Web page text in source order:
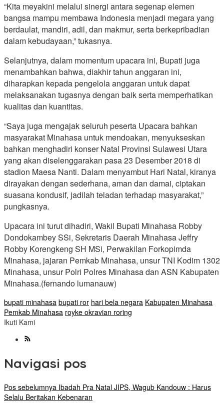
“Kita meyakini melalui sinergi antara segenap elemen
bangsa mampu membawa Indonesia menjadi megara yang
berdaulat, mandiri, adil, dan makmur, serta berkepribadian
dalam kebudayaan,” tukasnya.
Selanjutnya, dalam momentum upacara ini, Bupati juga
menambahkan bahwa, diakhir tahun anggaran ini,
diharapkan kepada pengelola anggaran untuk dapat
melaksanakan tugasnya dengan baik serta memperhatikan
kualitas dan kuantitas.
“Saya juga mengajak seluruh peserta Upacara bahkan
masyarakat Minahasa untuk mendoakan, menyukseskan
bahkan menghadiri konser Natal Provinsi Sulawesi Utara
yang akan diselenggarakan pasa 23 Desember 2018 di
stadion Maesa Nanti. Dalam menyambut Hari Natal, kiranya
dirayakan dengan sederhana, aman dan damai, ciptakan
suasana kondusif, jadilah teladan terhadap masyarakat,”
pungkasnya.
Upacara ini turut dihadiri, Wakil Bupati Minahasa Robby
Dondokambey SSi, Sekretaris Daerah Minahasa Jeffry
Robby Korengkeng SH MSi, Perwakilan Forkopimda
Minahasa, jajaran Pemkab Minahasa, unsur TNI Kodim 1302
Minahasa, unsur Polri Polres Minahasa dan ASN Kabupaten
Minahasa.(fernando lumanauw)
bupati minahasa bupati ror hari bela negara Kabupaten Minahasa
Pemkab Minahasa royke okravian roring
Ikuti Kami
Navigasi pos
Pos sebelumnya Ibadah Pra Natal JIPS, Wagub Kandouw : Harus
Selalu Beritakan Kebenaran